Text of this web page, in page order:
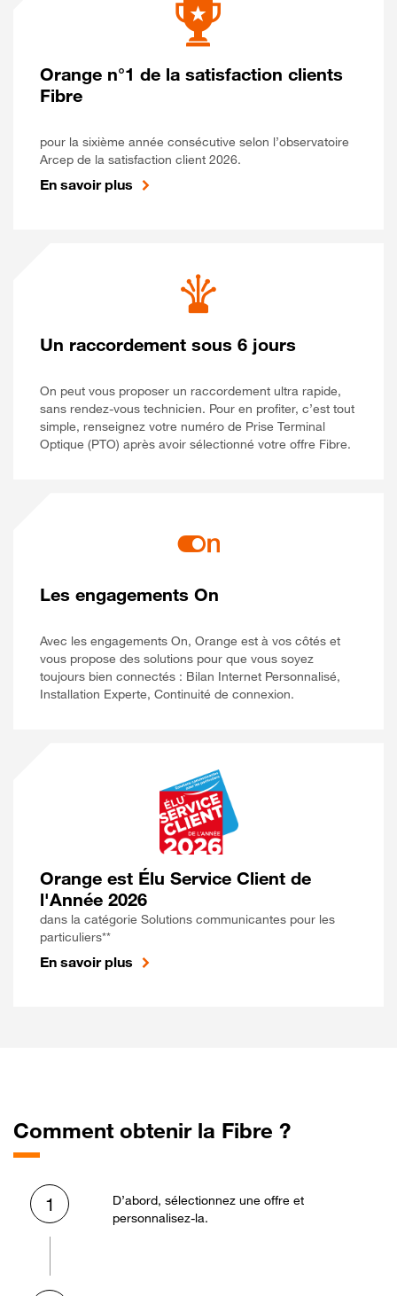
Orange n°1 de la satisfaction clients
Fibre
pour la sixième année consécutive selon l’observatoire
Arcep de la satisfaction client 2026.
En savoir plus
Un raccordement sous 6 jours
On peut vous proposer un raccordement ultra rapide,
sans rendez-vous technicien. Pour en profiter, c’est tout
simple, renseignez votre numéro de Prise Terminal
Optique (PTO) après avoir sélectionné votre offre Fibre.
Les engagements On
Avec les engagements On, Orange est à vos côtés et
vous propose des solutions pour que vous soyez
toujours bien connectés : Bilan Internet Personnalisé,
Installation Experte, Continuité de connexion.
Orange est Élu Service Client de
l'Année 2026
dans la catégorie Solutions communicantes pour les
particuliers**
En savoir plus
Comment obtenir la Fibre ?
1
D’abord, sélectionnez une offre et
personnalisez-la.